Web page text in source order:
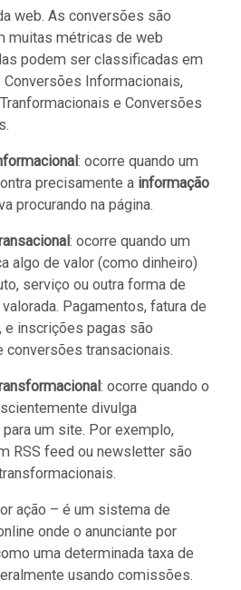
web. As conversões são
muitas métricas de web
podem ser classificadas em
Conversões Informacionais,
e Conversões
: ocorre quando um
precisamente a informação
procurando na página.
: ocorre quando um
algo de valor (como dinheiro)
serviço ou outra forma de
Pagamentos, fatura de
e inscrições pagas são
conversões transacionais.
: ocorre quando o
divulga
um site. Por exemplo,
RSS feed ou newsletter são
ação – é um sistema de
onde o anunciante por
uma determinada taxa de
usando comissões.